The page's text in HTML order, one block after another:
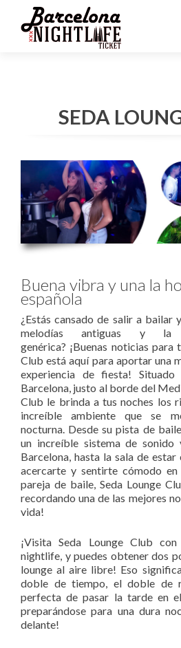
SEDA
Buena vibra y una la
española
¿Estás cansado de salir a bailar
melodías antiguas y la
genérica? ¡Buenas noticias para
Club está aquí para aportar una
experiencia de fiesta!
Barcelona, ​​justo al borde del
Club le brinda a tus noches los
increíble ambiente que se
nocturna. Desde su pista de
un increíble sistema de
Barcelona, ​​hasta la sala de
acercarte y sentirte cómodo
pareja de baile, Seda Lounge
recordando una de las mejores
vida!
¡Visita Seda Lounge Club
nightlife, ​​y puedes obtener dos
lounge al aire libre! Eso
doble de tiempo, el doble de
perfecta de pasar la tarde en
preparándose para una dura
delante!